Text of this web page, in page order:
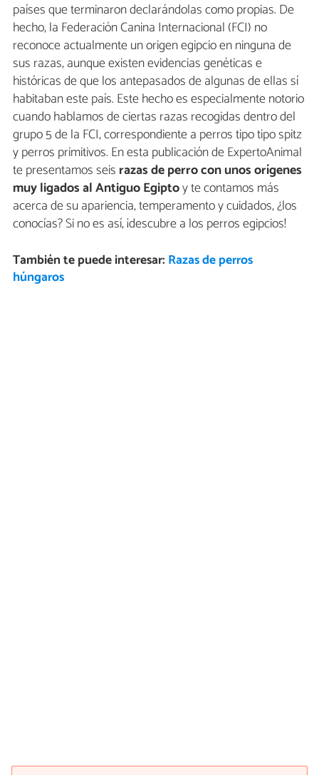
países que terminaron declarándolas como propias. De
hecho, la Federación Canina Internacional (FCI) no
reconoce actualmente un origen egipcio en ninguna de
sus razas, aunque existen evidencias genéticas e
históricas de que los antepasados de algunas de ellas sí
habitaban este país. Este hecho es especialmente notorio
cuando hablamos de ciertas razas recogidas dentro del
grupo 5 de la FCI, correspondiente a perros tipo tipo spitz
y perros primitivos. En esta publicación de ExpertoAnimal
te presentamos seis razas de perro con unos orígenes
muy ligados al Antiguo Egiptoy te contamos más
acerca de su apariencia, temperamento y cuidados, ¿los
conocías? Si no es así, ¡descubre a los perros egipcios!
También te puede interesar: Razas de perros
húngaros